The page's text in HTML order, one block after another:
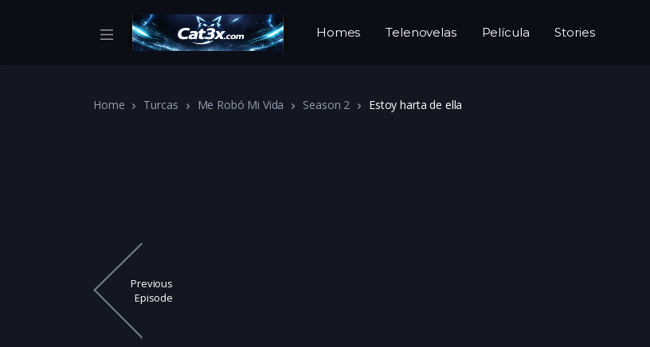
Homes Telenovelas Película Stories
Home Turcas Me Robó Mi Vida Season 2 Estoy harta de ella
Previous
Episode